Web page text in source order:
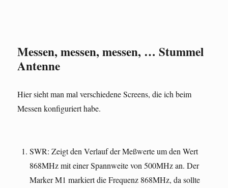
Messen, messen, messen, … Stummel
Antenne
Hier sieht man mal verschiedene Screens, die ich beim
Messen konfiguriert habe.
SWR: Zeigt den Verlauf der Meßwerte um den Wert
868MHz mit einer Spannweite von 500MHz an. Der
Marker M1 markiert die Frequenz 868MHz, da sollte